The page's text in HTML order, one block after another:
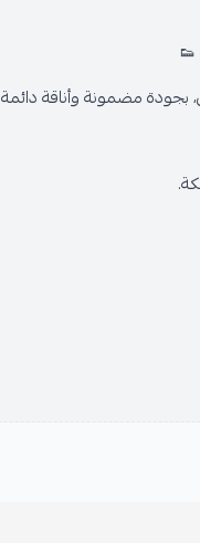
👟
بجودة مضمونة وأناقة دائمة